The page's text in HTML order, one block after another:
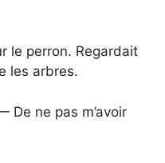
le perron. Regardait
les arbres.
ne pas m’avoir